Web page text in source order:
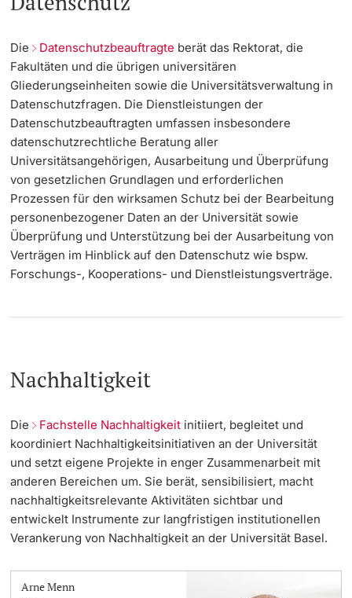
Die Datenschutzbeauftragte berät das Rektorat, die
Fakultäten und die übrigen universitären
Gliederungseinheiten sowie die Universitätsverwaltung in
Datenschutzfragen. Die Dienstleistungen der
Datenschutzbeauftragten umfassen insbesondere
datenschutzrechtliche Beratung aller
Universitätsangehörigen, Ausarbeitung und Überprüfung
von gesetzlichen Grundlagen und erforderlichen
Prozessen für den wirksamen Schutz bei der Bearbeitung
personenbezogener Daten an der Universität sowie
Überprüfung und Unterstützung bei der Ausarbeitung von
Verträgen im Hinblick auf den Datenschutz wie bspw.
Forschungs-, Kooperations- und Dienstleistungsverträge.
Nachhaltigkeit
Die Fachstelle Nachhaltigkeit initiiert, begleitet und
koordiniert Nachhaltigkeitsinitiativen an der Universität
und setzt eigene Projekte in enger Zusammenarbeit mit
anderen Bereichen um. Sie berät, sensibilisiert, macht
nachhaltigkeitsrelevante Aktivitäten sichtbar und
entwickelt Instrumente zur langfristigen institutionellen
Verankerung von Nachhaltigkeit an der Universität Basel.
Arne Menn